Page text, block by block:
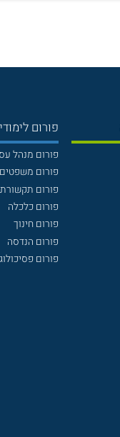
פורום
פורום מנהל
פורום משפטים
פורום תקשורת
פורום כלכלה
פורום חינוך
פורום הנדסה
פורום